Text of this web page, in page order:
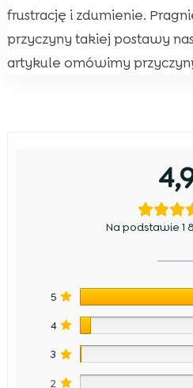
frustrację i zdumienie.
przyczyny takiej postawy
artykule omówimy
Na podstawie 1
5
4
3
2